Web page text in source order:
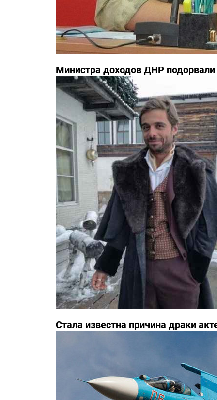
Министра доходов ДНР
известны
Стала известна причина драки